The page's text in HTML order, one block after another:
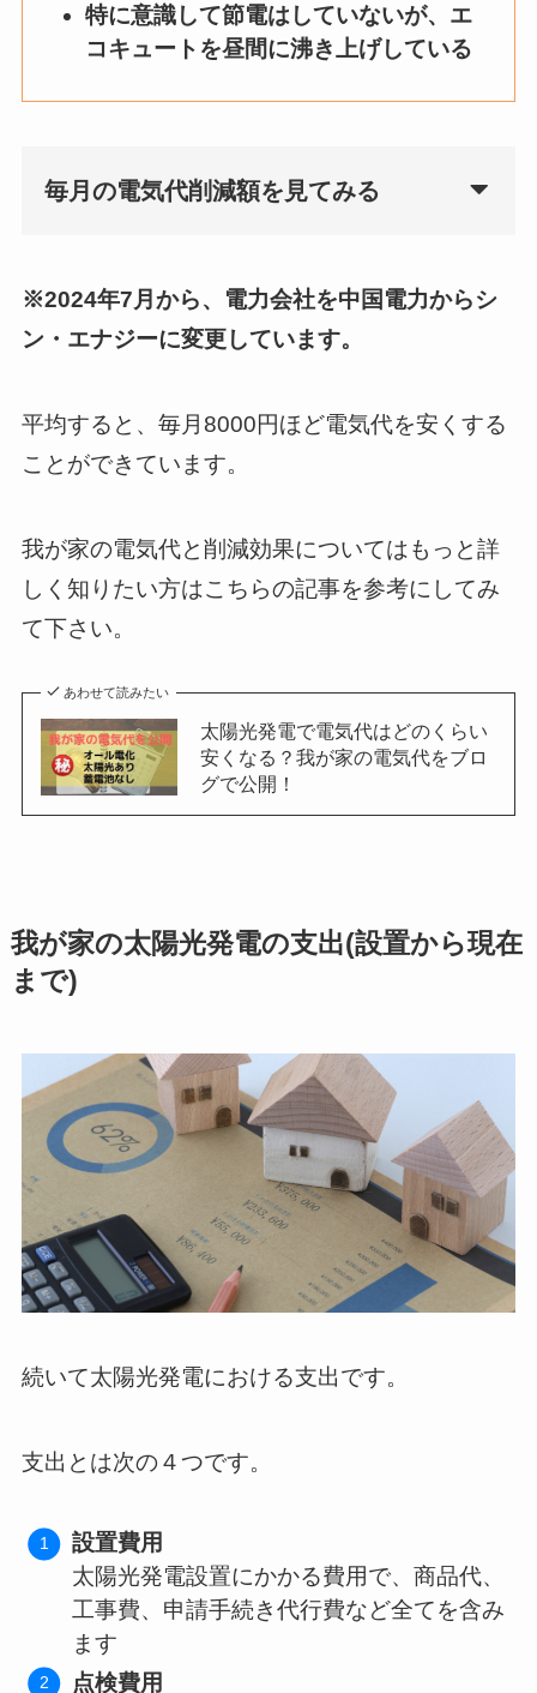
特に意識して節電はしていないが、エ
コキュートを昼間に沸き上げしている
毎月の電気代削減額を見てみる
※2024年7月から、電力会社を中国電力からシ
ン・エナジーに変更しています。
平均すると、毎月8000円ほど電気代を安くする
ことができています。
我が家の電気代と削減効果についてはもっと詳
しく知りたい方はこちらの記事を参考にしてみ
て下さい。
あわせて読みたい
太陽光発電で電気代はどのくらい
安くなる？我が家の電気代をブロ
グで公開！
我が家の太陽光発電の支出(設置から現在
まで)
続いて太陽光発電における支出です。
支出とは次の４つです。
設置費用
太陽光発電設置にかかる費用で、商品代、
工事費、申請手続き代行費など全てを含み
ます
点検費用